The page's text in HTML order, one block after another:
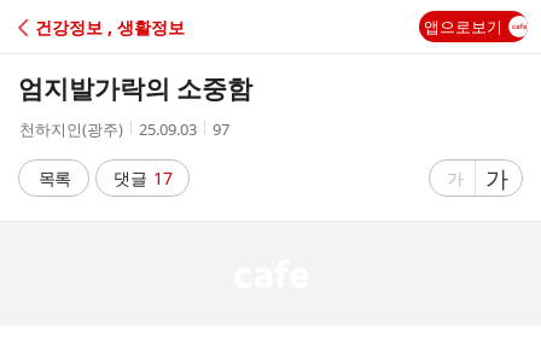
C
A
건강정보 , 생활정보 앱으로보기
엄지발가락의 소중함
작
자
천하지인(광주)
작
시
간
25.09.03
조
97
목록 댓글 17
글
가
글
자
가